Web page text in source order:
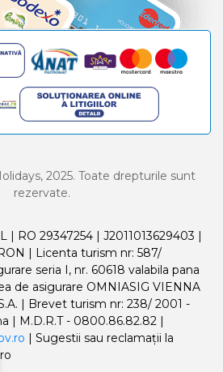
2025. Toate drepturile sunt
rezervate.
| RO 29347254 | J2011013629403 |
| Licenta turism nr: 587/
seria I, nr. 60618 valabila pana
de asigurare OMNIASIG VIENNA
| Brevet turism nr: 238/ 2001 -
| M.D.R.T - 0800.86.82.82 |
| Sugestii sau reclamații la